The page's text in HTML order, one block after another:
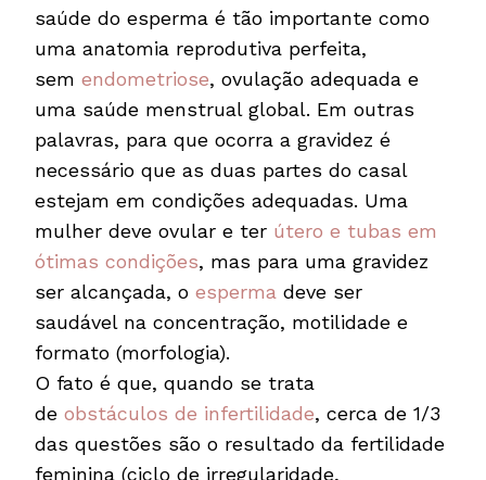
saúde do esperma é tão importante como
uma anatomia reprodutiva perfeita,
semendometriose, ovulação adequada e
uma saúde menstrual global. Em outras
palavras, para que ocorra a gravidez é
necessário que as duas partes do casal
estejam em condições adequadas. Uma
mulher deve ovular e ter útero e tubas em
ótimas condições, mas para uma gravidez
ser alcançada, oesperma deve ser
saudável na concentração, motilidade e
formato (morfologia).
O fato é que, quando se trata
deobstáculos de infertilidade, cerca de 1/3
das questões são o resultado da fertilidade
feminina (ciclo de irregularidade,